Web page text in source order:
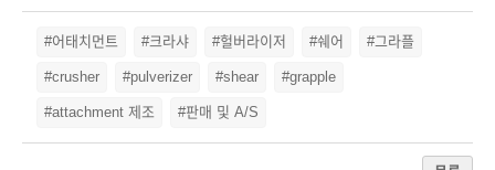
#어태치먼트 #크라샤 #헐버라이저 #쉐어 #그라플
#crusher #pulverizer #shear #grapple
#attachment 제조 #판매 및 A/S